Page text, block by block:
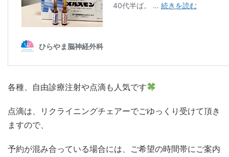
各種、自由診療注射や点滴も人気です
点滴は、リクライニングチェアーでごゆっくり受けて頂き
ますので、
予約が混み合っている場合には、ご希望の時間帯にご案内